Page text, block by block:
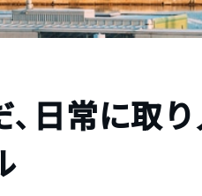
日常に取